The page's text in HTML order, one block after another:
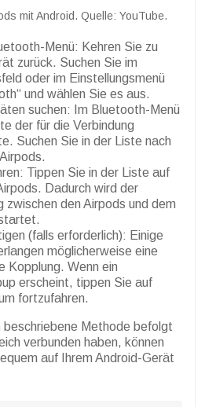
mit Android. Quelle: YouTube.
Menü: Kehren Sie zu
zurück. Suchen Sie im
oder im Einstellungsmenü
und wählen Sie es aus.
suchen: Im Bluetooth-Menü
der für die Verbindung
Suchen Sie in der Liste nach
Tippen Sie in der Liste auf
Dadurch wird der
zwischen den Airpods und dem
(falls erforderlich): Einige
möglicherweise eine
Kopplung. Wenn ein
erscheint, tippen Sie auf
um fortzufahren.
beschriebene Methode befolgt
verbunden haben, können
auf Ihrem Android-Gerät